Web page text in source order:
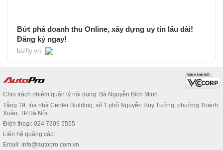
Bứt phá doanh thu Online, xây dựng uy tín lâu dài!
Đăng ký ngay!
bizfly.vn
Chịu trách nhiệm quản lý nội dung: Bà Nguyễn Bích Minh
Tầng 19, tòa nhà Center Building, số 1 phố Nguyễn Huy Tưởng, phường Thanh
Xuân, TP.Hà Nội
Điện thoại: 024 7309 5555
Liên hệ quảng cáo:
Email: info@autopro.com.vn